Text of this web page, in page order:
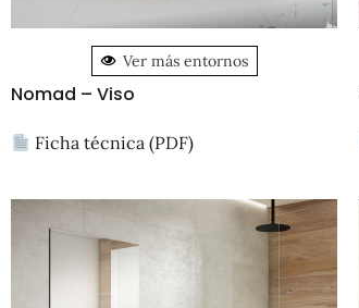
Ver más entornos
Nomad – Viso
Ficha técnica (PDF)